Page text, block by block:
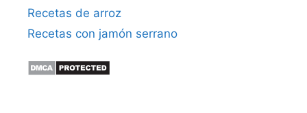
Recetas de arroz
Recetas con jamón serrano